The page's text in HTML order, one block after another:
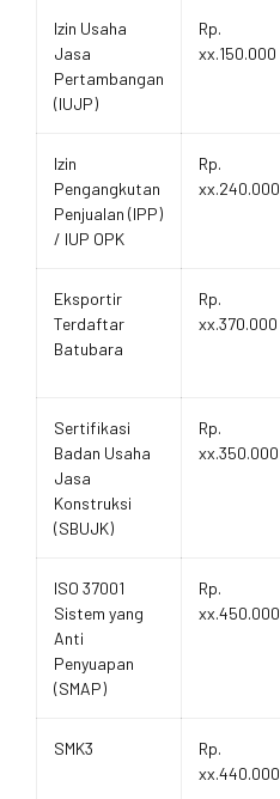
Biaya
Layanan
Izin Usaha
Jasa
Pertambangan
(IUJP)
Rp.
xx.150.000
Izin
Pengangkutan
Penjualan (IPP)
/ IUP OPK
Rp.
xx.240.000
Eksportir
Terdaftar
Batubara
Rp.
xx.370.000
Sertifikasi
Badan Usaha
Jasa
Konstruksi
(SBUJK)
Rp.
xx.350.000
ISO 37001
Sistem yang
Anti
Penyuapan
(SMAP)
Rp.
xx.450.000
SMK3
Rp.
xx.440.000